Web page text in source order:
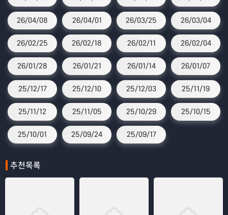
26/04/08 26/04/01 26/03/25 26/03/04
26/02/25 26/02/18 26/02/11 26/02/04
26/01/28 26/01/21 26/01/14 26/01/07
25/12/17 25/12/10 25/12/03 25/11/19
25/11/12 25/11/05 25/10/29 25/10/15
25/10/01 25/09/24 25/09/17
추천목록